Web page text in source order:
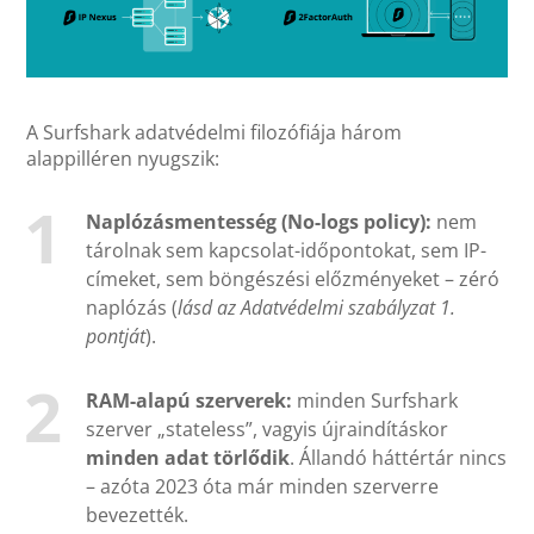
A Surfshark adatvédelmi filozófiája három
alappilléren nyugszik:
Naplózásmentesség (No-logs policy): nem
tárolnak sem kapcsolat-időpontokat, sem IP-
címeket, sem böngészési előzményeket – zéró
naplózás (lásd az Adatvédelmi szabályzat 1.
pontját).
RAM-alapú szerverek: minden Surfshark
szerver „stateless”, vagyis újraindításkor
minden adat törlődik. Állandó háttértár nincs
– azóta 2023 óta már minden szerverre
bevezették.